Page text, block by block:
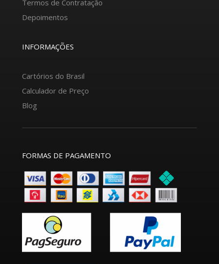
Termos de Contratação
Depoimentos
INFORMAÇÕES
Cartórios do Brasil
Calculador de Preço
Blog
FORMAS DE PAGAMENTO